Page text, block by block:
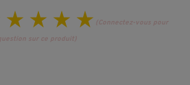
(Connectez-vous pour
sur ce produit)